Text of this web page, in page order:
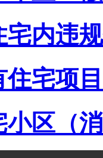
内违
宅项
区（